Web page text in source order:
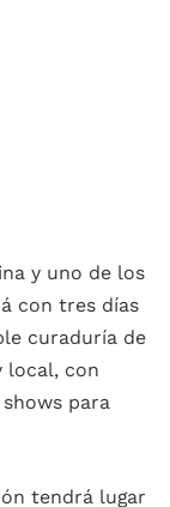
y uno de los
con tres días
curaduría de
local, con
para
tendrá lugar